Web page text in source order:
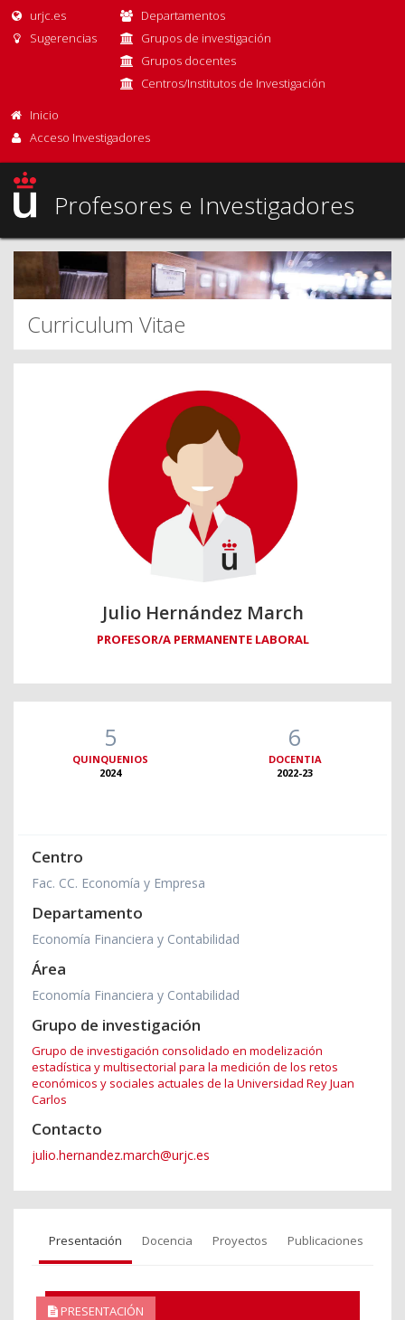
urjc.es
Sugerencias
Departamentos
Grupos de investigación
Grupos docentes
Centros/Institutos de Investigación
Inicio
Acceso Investigadores
Profesores e Investigadores
Curriculum Vitae
Julio Hernández March
PROFESOR/A PERMANENTE LABORAL
5
QUINQUENIOS
2024
6
DOCENTIA
2022-23
Centro
Fac. CC. Economía y Empresa
Departamento
Economía Financiera y Contabilidad
Área
Economía Financiera y Contabilidad
Grupo de investigación
Grupo de investigación consolidado en modelización
estadística y multisectorial para la medición de los retos
económicos y sociales actuales de la Universidad Rey Juan
Carlos
Contacto
julio.hernandez.march@urjc.es
Presentación Docencia Proyectos Publicaciones
PRESENTACIÓN